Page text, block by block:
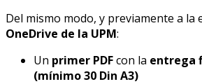
Del mismo modo, y previamente a
OneDrive de la UPM:
Un primer PDFcon la entrega
(mínimo 30 Din A3)